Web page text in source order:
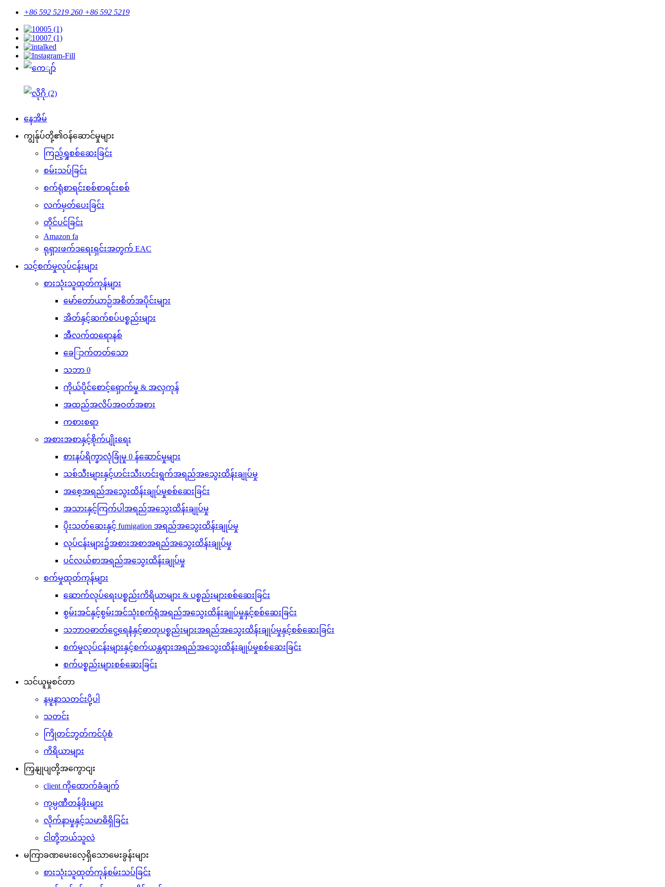
+86 592 5219 260 +86 592 5219
နေအိမ်
ကျွန်ုပ်တို့၏ဝန်ဆောင်မှုများ
ကြည့်ရှုစစ်ဆေးခြင်း
စမ်းသပ်ခြင်း
စက်ရုံစာရင်းစစ်စာရင်းစစ်
လက်မှတ်ပေးခြင်း
တိုင်ပင်ခြင်း
Amazon fa
ရုရှားဖက်ဒရေးရှင်းအတွက် EAC
သင့်စက်မှုလုပ်ငန်းများ
စားသုံးသူထုတ်ကုန်များ
မော်တော်ယာဉ်အစိတ်အပိုင်းများ
အိတ်နှင့်ဆက်စပ်ပစ္စည်းများ
အီလက်ထရောနစ်
ခေြာက်တတ်သော
သဘာ 0
ကိုယ်ပိုင်စောင့်ရှောက်မှု & အလှကုန်
အထည်အလိပ်အဝတ်အစား
ကစားစရာ
အစားအစာနှင့်စိုက်ပျိုးရေး
စားနပ်ရိက္ခာလုံခြုံမှု 0 န်ဆောင်မှုများ
သစ်သီးများနှင့်ဟင်းသီးဟင်းရွက်အရည်အသွေးထိန်းချုပ်မှု
အစေ့အရည်အသွေးထိန်းချုပ်မှုစစ်ဆေးခြင်း
အသားနှင့်ကြက်ပါအရည်အသွေးထိန်းချုပ်မှု
ပိုးသတ်ဆေးနှင့် fumigation အရည်အသွေးထိန်းချုပ်မှု
လုပ်ငန်းများ၌အစားအစာအရည်အသွေးထိန်းချုပ်မှု
ပင်လယ်စာအရည်အသွေးထိန်းချုပ်မှု
စက်မှုထုတ်ကုန်များ
ဆောက်လုပ်ရေးပစ္စည်းကိရိယာများ & ပစ္စည်းများစစ်ဆေးခြင်း
စွမ်းအင်နှင့်စွမ်းအင်သုံးစက်ရုံအရည်အသွေးထိန်းချုပ်မှုနှင့်စစ်ဆေးခြင်း
သဘာဝဓာတ်ငွေ့ရေနံနှင့်ဓာတုပစ္စည်းများအရည်အသွေးထိန်းချုပ်မှုနှင့်စစ်ဆေးခြင်း
စက်မှုလုပ်ငန်းများနှင့်စက်ယန္တရားအရည်အသွေးထိန်းချုပ်မှုစစ်ဆေးခြင်း
စက်ပစ္စည်းများစစ်ဆေးခြင်း
သင်ယူမှုစင်တာ
နမူနာသတင်းပို့ပါ
သတင်း
ကြိုတင်ဘွတ်ကင်ပုံစံ
ကိရိယာများ
ကြှနျုပျတို့အကွောငျး
client ကိုထောက်ခံချက်
ကုမ္ပဏီတန်ဖိုးများ
လိုက်နာမှုနှင့်သမာဓိရှိခြင်း
ငါတို့ဘယ်သူလဲ
မကြာခဏမေးလေ့ရှိသောမေးခွန်းများ
စားသုံးသူထုတ်ကုန်စမ်းသပ်ခြင်း